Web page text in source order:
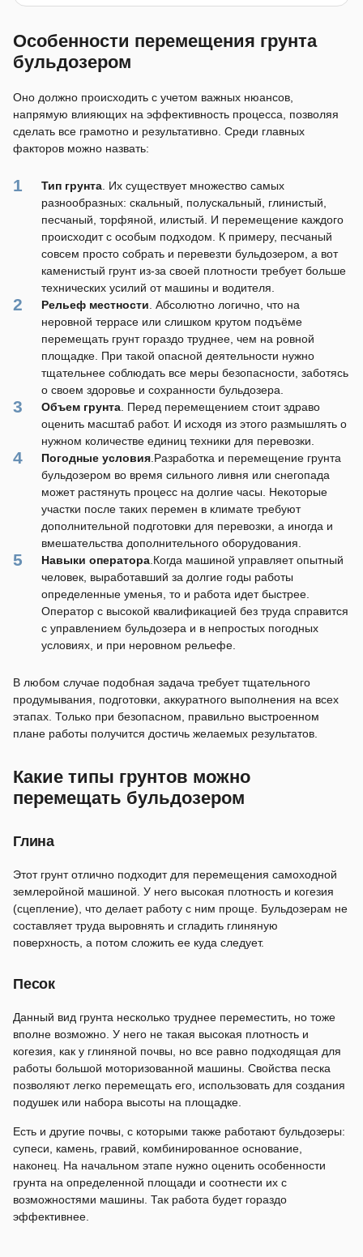
Особенности перемещения грунта
бульдозером
Оно должно происходить с учетом важных нюансов,
напрямую влияющих на эффективность процесса, позволяя
сделать все грамотно и результативно. Среди главных
факторов можно назвать:
Тип грунта . Их существует множество самых
разнообразных: скальный, полускальный, глинистый,
песчаный, торфяной, илистый. И перемещение каждого
происходит с особым подходом. К примеру, песчаный
совсем просто собрать и перевезти бульдозером, а вот
каменистый грунт из-за своей плотности требует больше
технических усилий от машины и водителя.
Рельеф местности . Абсолютно логично, что на
неровной террасе или слишком крутом подъёме
перемещать грунт гораздо труднее, чем на ровной
площадке. При такой опасной деятельности нужно
тщательнее соблюдать все меры безопасности, заботясь
о своем здоровье и сохранности бульдозера.
Объем грунта . Перед перемещением стоит здраво
оценить масштаб работ. И исходя из этого размышлять о
нужном количестве единиц техники для перевозки.
Погодные условия .Разработка и перемещение грунта
бульдозером во время сильного ливня или снегопада
может растянуть процесс на долгие часы. Некоторые
участки после таких перемен в климате требуют
дополнительной подготовки для перевозки, а иногда и
вмешательства дополнительного оборудования.
Навыки оператора .Когда машиной управляет опытный
человек, выработавший за долгие годы работы
определенные уменья, то и работа идет быстрее.
Оператор с высокой квалификацией без труда справится
с управлением бульдозера и в непростых погодных
условиях, и при неровном рельефе.
В любом случае подобная задача требует тщательного
продумывания, подготовки, аккуратного выполнения на всех
этапах. Только при безопасном, правильно выстроенном
плане работы получится достичь желаемых результатов.
Какие типы грунтов можно
перемещать бульдозером
Глина
Этот грунт отлично подходит для перемещения самоходной
землеройной машиной. У него высокая плотность и когезия
(сцепление), что делает работу с ним проще. Бульдозерам не
составляет труда выровнять и сгладить глиняную
поверхность, а потом сложить ее куда следует.
Песок
Данный вид грунта несколько труднее переместить, но тоже
вполне возможно. У него не такая высокая плотность и
когезия, как у глиняной почвы, но все равно подходящая для
работы большой моторизованной машины. Свойства песка
позволяют легко перемещать его, использовать для создания
подушек или набора высоты на площадке.
Есть и другие почвы, с которыми также работают бульдозеры:
супеси, камень, гравий, комбинированное основание,
наконец. На начальном этапе нужно оценить особенности
грунта на определенной площади и соотнести их с
возможностями машины. Так работа будет гораздо
эффективнее.